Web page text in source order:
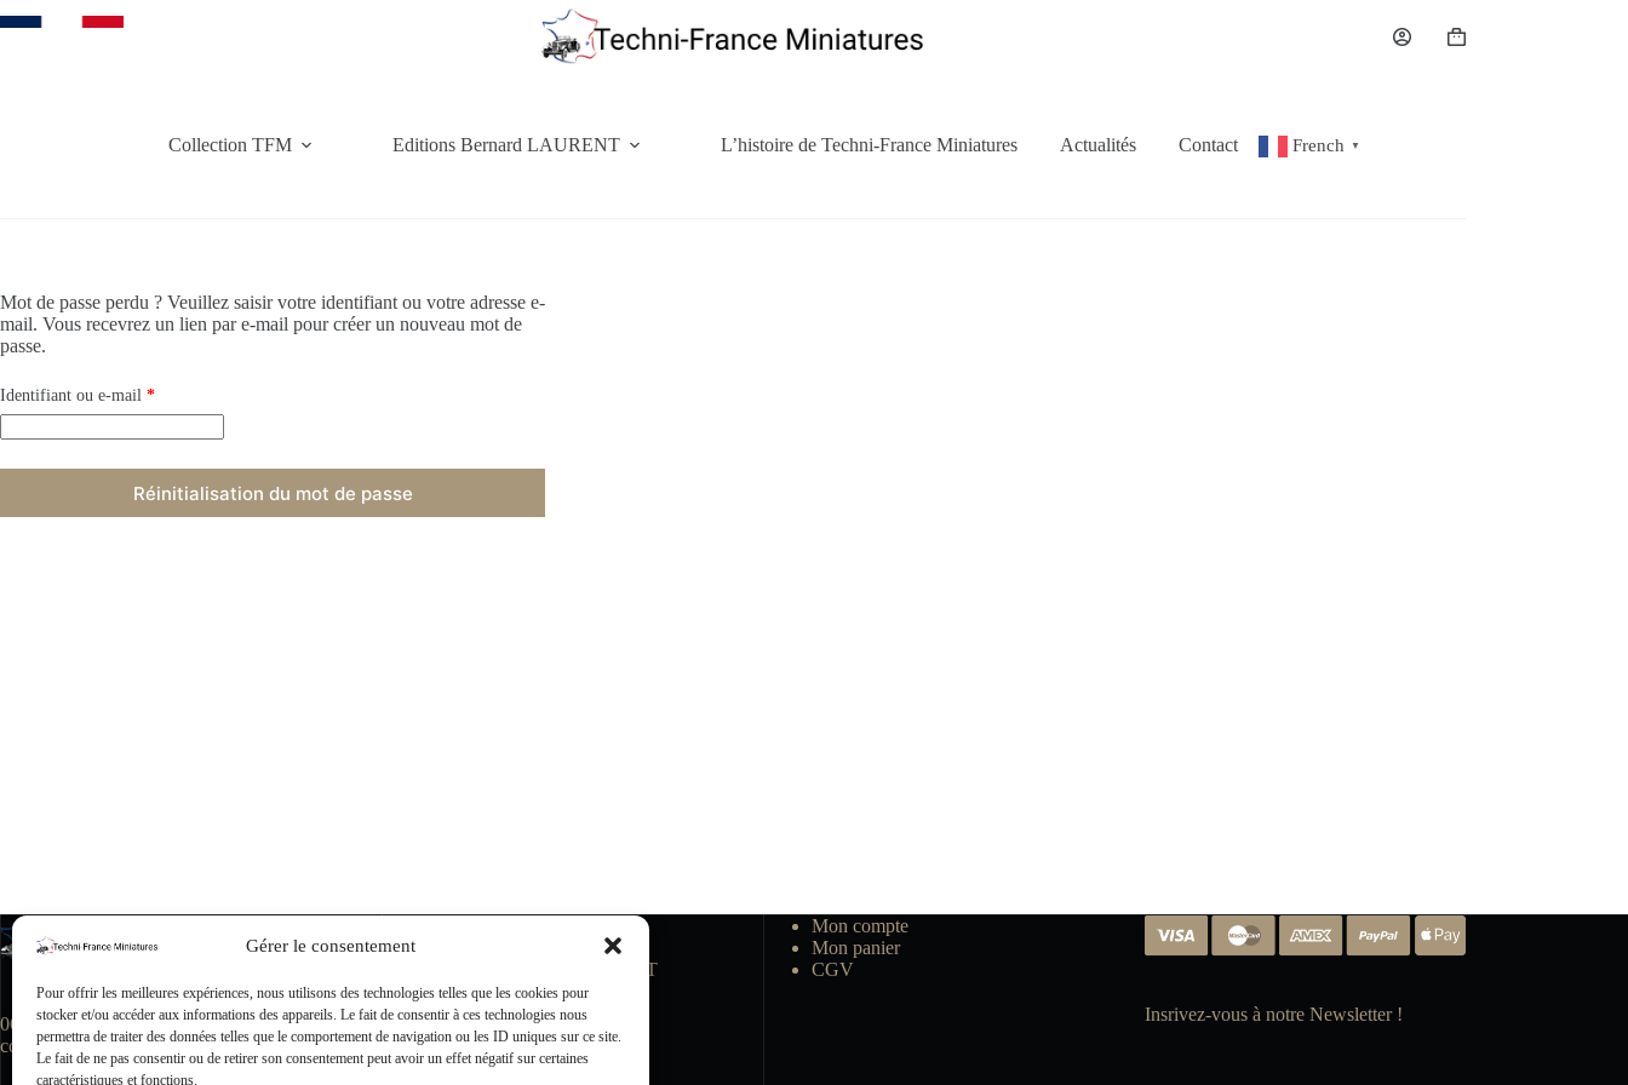
Gérer le consentement
Pour offrir les meilleures expériences, nous utilisons des technologies telles que les cookies pour
stocker et/ou accéder aux informations des appareils. Le fait de consentir à ces technologies nous
permettra de traiter des données telles que le comportement de navigation ou les ID uniques sur ce site.
Le fait de ne pas consentir ou de retirer son consentement peut avoir un effet négatif sur certaines
caractéristiques et fonctions.
au
Panier
Collection TFM Editions Bernard LAURENT L’histoire de Techni-France Miniatures Actualités Contact French ▼
Mot de passe perdu ? Veuillez saisir votre identifiant ou votre adresse e-
mail. Vous recevrez un lien par e-mail pour créer un nouveau mot de
passe.
Identifiant ou e-mail *Obligatoire
Réinitialisation du mot de passe
06.81.21.75.84
contact@techni-franceminiatures.com
Editions Bernard LAURENT
L’histoire de TFM
Ce que pense la presse
Actualités
Contact
Mon compte
Mon panier
CGV
Insrivez-vous à notre Newsletter !